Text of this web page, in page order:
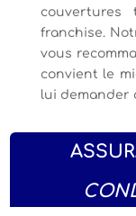
couvertures
franchise.
vous
convient le
lui demander